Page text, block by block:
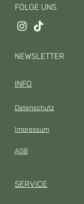
FOLGE UNS
NEWSLETTER
INFO
Datenschutz
Impressum
AGB
SERVICE